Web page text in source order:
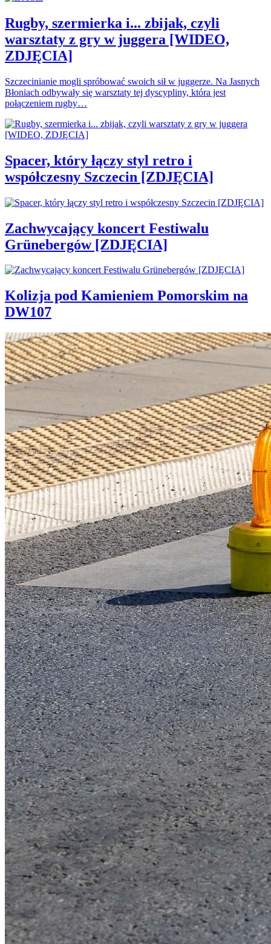
Rugby, szermierka i... zbijak, czyli
warsztaty z gry w juggera [WIDEO,
ZDJĘCIA]
Szczecinianie mogli spróbować swoich sił w juggerze. Na Jasnych
Błoniach odbywały się warsztaty tej dyscypliny, która jest
połączeniem rugby…
Spacer, który łączy styl retro i
współczesny Szczecin [ZDJĘCIA]
Zachwycający koncert Festiwalu
Grünebergów [ZDJĘCIA]
Kolizja pod Kamieniem Pomorskim na
DW107